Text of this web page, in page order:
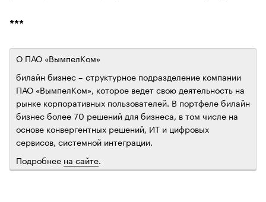
***
О ПАО «ВымпелКом»
билайн бизнес – структурное подразделение компании
ПАО «ВымпелКом», которое ведет свою деятельность на
рынке корпоративных пользователей. В портфеле билайн
бизнес более 70 решений для бизнеса, в том числе на
основе конвергентных решений, ИТ и цифровых
сервисов, системной интеграции.
Подробнее на сайте.